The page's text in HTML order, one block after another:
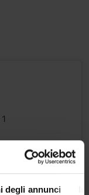
degli annunci